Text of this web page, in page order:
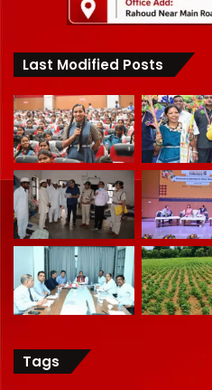
Last Modified Posts
Tags